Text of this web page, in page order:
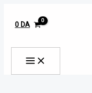
contenu
0 DA
USB
M/F
quantity